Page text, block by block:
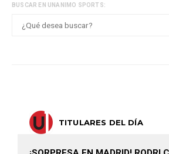
BUSCAR EN UNANIMO SPORTS:
TITULARES DEL DÍA